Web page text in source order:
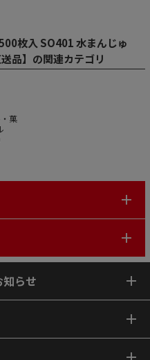
枚入 SO401 水まんじゅ
品】の関連カテゴリ
菓
らせ